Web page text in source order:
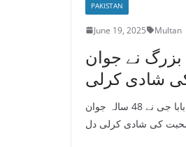
کی شادی کرلی دل
Read More